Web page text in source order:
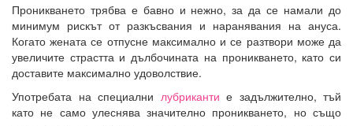
Проникването трябва е бавно и нежно, за да се намали до
минимум рискът от разкъсвания и наранявания на ануса.
Когато жената се отпусне максимално и се разтвори може да
увеличите страстта и дълбочината на проникването, като си
доставите максимално удоволствие.
Употребата на специални лубриканти е задължително, тъй
като не само улеснява значително проникването, но също